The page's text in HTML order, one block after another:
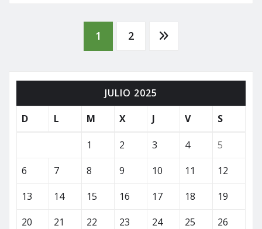
Paginación
de
entradas
1 2
JULIO 2025
D
L M X J V S
1 2 3 4
5
6
7 8 9 10 11
12
13
14 15 16 17 18
19
20
21 22 23 24 25
26